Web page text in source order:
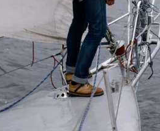
gebreid op speciale
de truien van William Lockie
pillen of hun vorm verliezen.
zo goed uitziet als op de dag
mouwinzet en rechte
met moderne details. De raglan
en bewegingsvrijheid, terwijl